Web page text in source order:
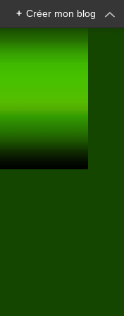
+ Créer mon blog